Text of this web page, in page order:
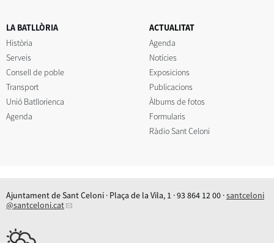
LA BATLLÒRIA
Història
Serveis
Consell de poble
Transport
Unió Batllorienca
Agenda
ACTUALITAT
Agenda
Notícies
Exposicions
Publicacions
Àlbums de fotos
Formularis
Ràdio Sant Celoni
Ajuntament de Sant Celoni · Plaça de la Vila, 1 · 93 864 12 00 ·santceloni
@santceloni.cat